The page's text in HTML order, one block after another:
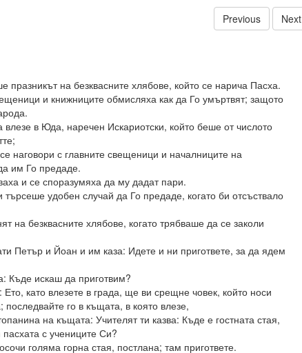
Previous Next
празникът на безквасните хлябове, който се нарича Пасха.
и книжниците обмисляха как да Го умъртвят; защото
влезе в Юда, наречен Искариотски, който беше от числото
наговори с главните свещеници и началниците на
им Го предаде.
и се споразумяха да му дадат пари.
удобен случай да Го предаде, когато би отсъствало
на безквасните хлябове, когато трябваше да се заколи
Петър и Йоан и им каза: Идете и ни пригответе, за да ядем
Къде искаш да приготвим?
като влезете в града, ще ви срещне човек, който носи
последвайте го в къщата, в която влезе,
на къщата: Учителят ти казва: Къде е гостната стая,
с учениците Си?
голяма горна стая, постлана; там пригответе.